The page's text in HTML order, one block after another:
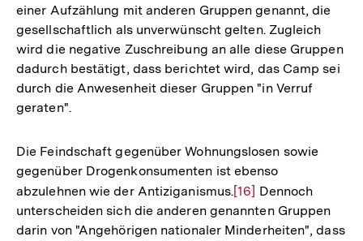
einer Aufzählung mit anderen Gruppen genannt, die
gesellschaftlich als unverwünscht gelten. Zugleich
wird die negative Zuschreibung an alle diese Gruppen
dadurch bestätigt, dass berichtet wird, das Camp sei
durch die Anwesenheit dieser Gruppen "in Verruf
geraten".
Die Feindschaft gegenüber Wohnungslosen sowie
gegenüber Drogenkonsumenten ist ebenso
abzulehnen wie der Antiziganismus.Zur
Auflösung
der
[16] Dennoch
unterscheiden sich die anderen genannten Gruppen
darin von "Angehörigen nationaler Minderheiten", dass